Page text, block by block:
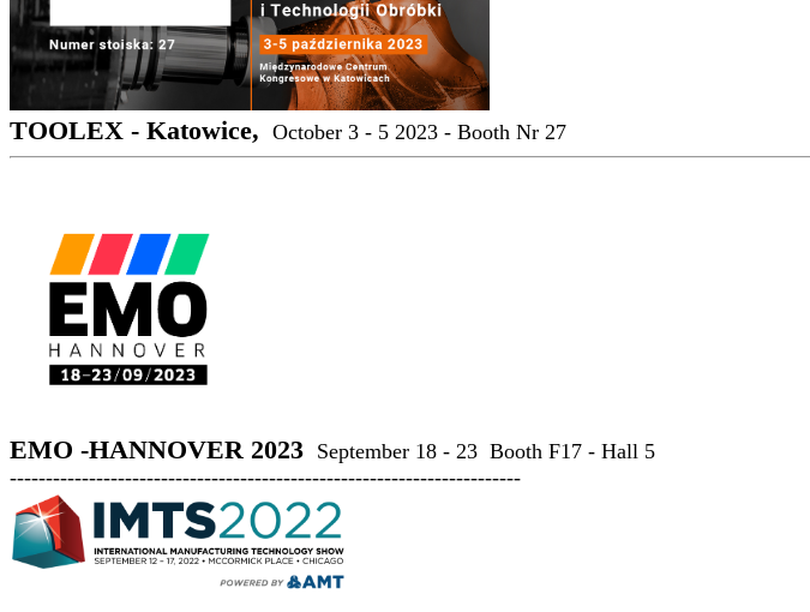
TOOLEX - Katowice, October 3 - 5 2023 - Booth Nr 27
EMO -HANNOVER 2023 September 18 - 23 Booth F17 - Hall 5
-----------------------------------------------------------------------